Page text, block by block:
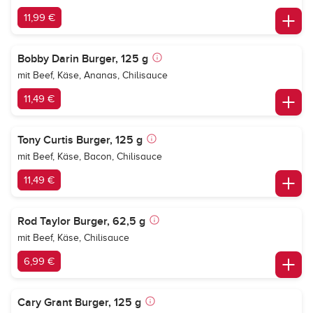
11,99 €
Bobby Darin Burger, 125 g
mit Beef, Käse, Ananas, Chilisauce
11,49 €
Tony Curtis Burger, 125 g
mit Beef, Käse, Bacon, Chilisauce
11,49 €
Rod Taylor Burger, 62,5 g
mit Beef, Käse, Chilisauce
6,99 €
Cary Grant Burger, 125 g